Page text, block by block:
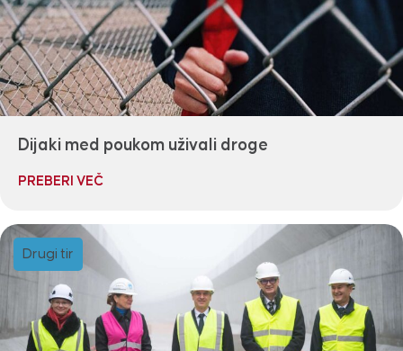
Dijaki med poukom uživali droge
PREBERI VEČ
Drugi tir